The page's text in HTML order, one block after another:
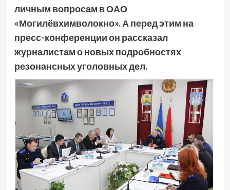
личным вопросам в ОАО
«Могилёвхимволокно». А перед этим на
пресс-конференции он рассказал
журналистам о новых подробностях
резонансных уголовных дел.